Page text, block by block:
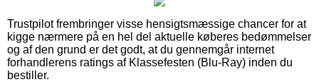
Trustpilot frembringer visse hensigtsmæssige chancer for at
kigge nærmere på en hel del aktuelle køberes bedømmelser
og af den grund er det godt, at du gennemgår internet
forhandlerens ratings af Klassefesten (Blu-Ray) inden du
bestiller.